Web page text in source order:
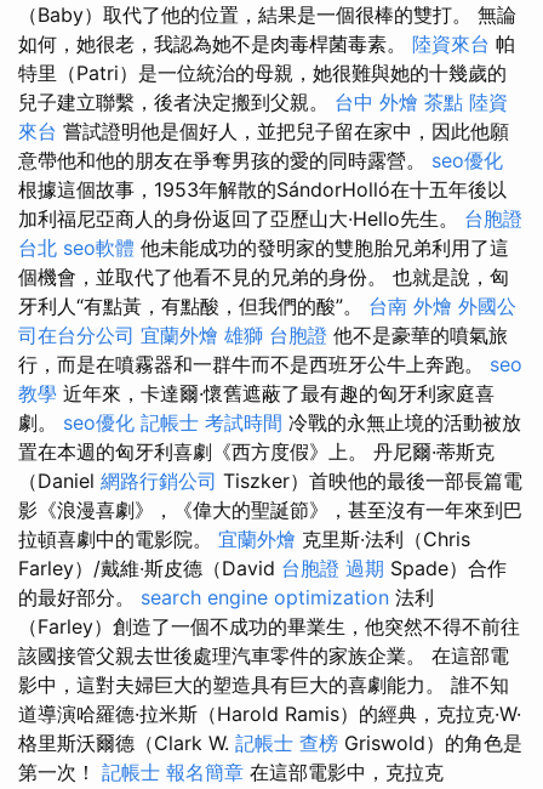
（Baby）取代了他的位置，結果是一個很棒的雙打。 無論
如何，她很老，我認為她不是肉毒桿菌毒素。 陸資來台 帕
特里（Patri）是一位統治的母親，她很難與她的十幾歲的
兒子建立聯繫，後者決定搬到父親。 台中 外燴 茶點 陸資
來台 嘗試證明他是個好人，並把兒子留在家中，因此他願
意帶他和他的朋友在爭奪男孩的愛的同時露營。 seo優化
根據這個故事，1953年解散的SándorHolló在十五年後以
加利福尼亞商人的身份返回了亞歷山大·Hello先生。 台胞證
台北 seo軟體 他未能成功的發明家的雙胞胎兄弟利用了這
個機會，並取代了他看不見的兄弟的身份。 也就是說，匈
牙利人“有點黃，有點酸，但我們的酸”。 台南 外燴 外國公
司在台分公司 宜蘭外燴 雄獅 台胞證 他不是豪華的噴氣旅
行，而是在噴霧器和一群牛而不是西班牙公牛上奔跑。 seo
教學 近年來，卡達爾·懷舊遮蔽了最有趣的匈牙利家庭喜
劇。 seo優化 記帳士 考試時間 冷戰的永無止境的活動被放
置在本週的匈牙利喜劇《西方度假》上。 丹尼爾·蒂斯克
（Daniel 網路行銷公司 Tiszker）首映他的最後一部長篇電
影《浪漫喜劇》，《偉大的聖誕節》，甚至沒有一年來到巴
拉頓喜劇中的電影院。 宜蘭外燴 克里斯·法利（Chris
Farley）/戴維·斯皮德（David 台胞證 過期 Spade）合作
的最好部分。 search engine optimization 法利
（Farley）創造了一個不成功的畢業生，他突然不得不前往
該國接管父親去世後處理汽車零件的家族企業。 在這部電
影中，這對夫婦巨大的塑造具有巨大的喜劇能力。 誰不知
道導演哈羅德·拉米斯（Harold Ramis）的經典，克拉克·W·
格里斯沃爾德（Clark W. 記帳士 查榜 Griswold）的角色是
第一次！ 記帳士 報名簡章 在這部電影中，克拉克